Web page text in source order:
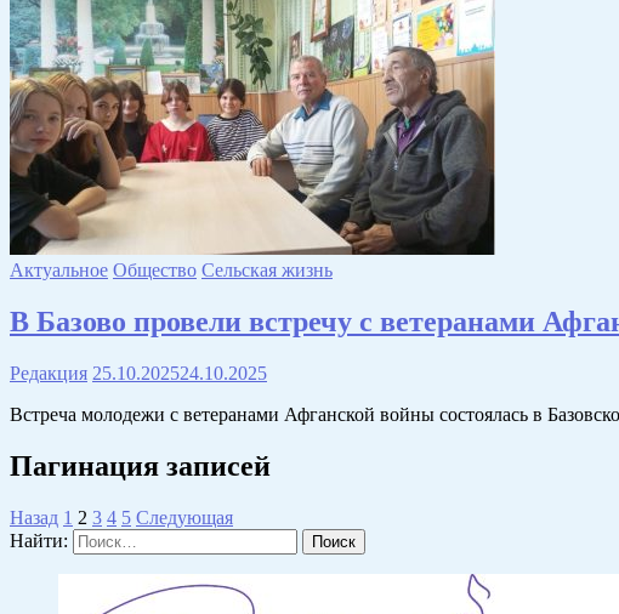
Актуальное Общество Сельская жизнь
В Базово провели встречу с ветеранами
Редакция 25.10.202524.10.2025
Встреча молодежи с ветеранами Афганской войны состоялась в
Пагинация записей
Назад 1 2 3 4 5 Следующая
Найти: